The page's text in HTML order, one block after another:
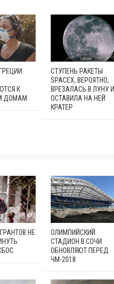
К
ДОМАМ
СТУПЕНЬ РАКЕТЫ
SPACEX, ВЕРОЯТНО,
ВРЕЗАЛАСЬ В ЛУНУ И
ОСТАВИЛА НА НЕЙ
КРАТЕР
НЕ
ОЛИМПИЙСКИЙ
СТАДИОН В СОЧИ
ОБНОВЛЯЮТ ПЕРЕД
ЧМ-2018